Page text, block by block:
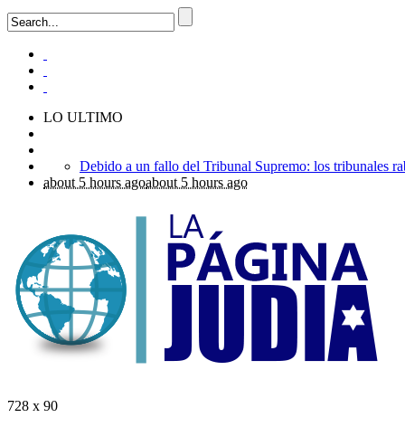
LO ULTIMO
about 5 hours agoabout 5 hours ago
728 x 90